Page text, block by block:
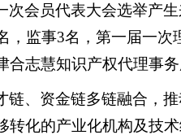
会员代表大会选举产
，监事3名，第一届一
志慧知识产权代理事务
、资金链多链融合，
化的产业化机构及技